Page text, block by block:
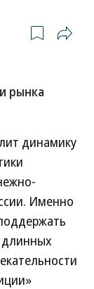
рынка
динамику
Именно
длинных